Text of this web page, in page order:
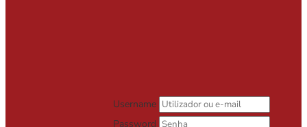
Username
Password